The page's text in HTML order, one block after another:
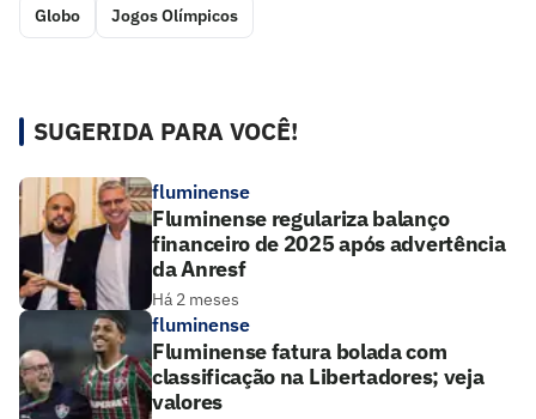
Globo Jogos Olímpicos
SUGERIDA PARA VOCÊ!
fluminense
Fluminense regulariza balanço
financeiro de 2025 após advertência
da Anresf
Há 2 meses
fluminense
Fluminense fatura bolada com
classificação na Libertadores; veja
valores